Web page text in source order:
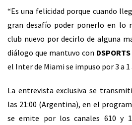
“Es una felicidad porque cuando
gran desafío poder ponerlo en lo
club nuevo por decirlo de alguna
diálogo que mantuvo con DSPORTS
el Inter de Miami se impuso por 3 a
La entrevista exclusiva se
las 21:00 (Argentina), en el
se emite por los canales 610 y